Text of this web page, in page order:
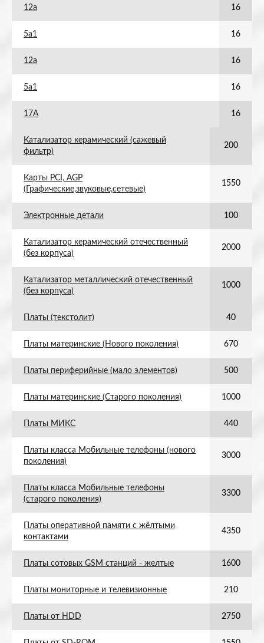
12а 16
5а1 16
12а 16
5а1 16
17А 16
Катализатор керамический (сажевый
фильтр)
200
Карты PCI, AGP
(Графические,звуковые,сетевые)
1550
Электронные детали 100
Катализатор керамический отечественный
(без корпуса)
2000
Катализатор металлический отечественный
(без корпуса)
1000
Платы (текстолит) 40
Платы материнские (Нового поколения) 670
Платы периферийные (мало элементов) 500
Платы материнские (Старого поколения) 1000
Платы МИКС 440
Платы класса Мобильные телефоны (нового
поколения)
3000
Платы класса Мобильные телефоны
(старого поколения)
3300
Платы оперативной памяти с жёлтыми
контактами
4350
Платы сотовых GSM станций - желтые 1600
Платы мониторные и телевизионные 210
Платы от HDD 2750